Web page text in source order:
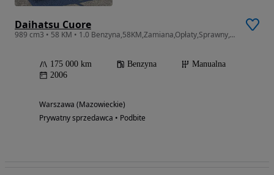
Daihatsu Cuore
989 cm3 • 58 KM • 1.0 Benzyna,58KM,Zamiana,Opłaty,Sprawny,Wwa,KOMIS GREEN LIGHT
175 000 km Benzyna
Manualna
2006
Warszawa (Mazowieckie)
Prywatny sprzedawca • Podbite